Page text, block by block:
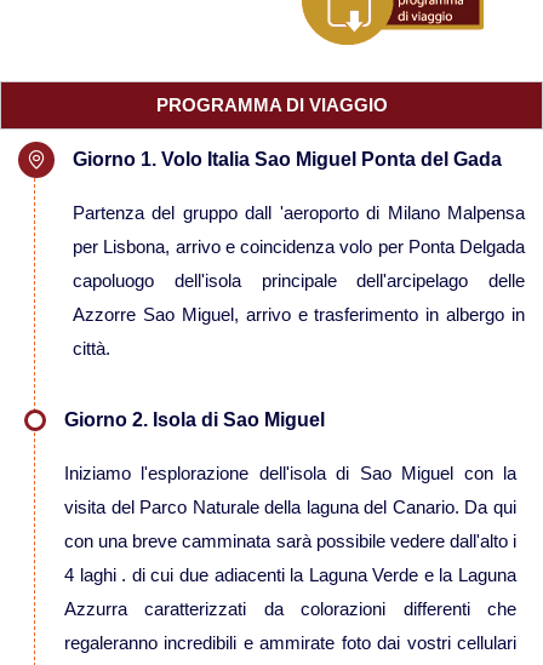
Viaggi in Mauritius
Viaggi in Mozambico e Kruger
Viaggi in Senegal
Viaggi in Uganda
Viaggi in Kenya
Viaggi in Madagascar
Viaggi in Namibia
PROGRAMMA DI VIAGGIO
Giorno 1. Volo Italia Sao Miguel Ponta del Gada
Partenza del gruppo dall 'aeroporto di Milano Malpensa
per Lisbona, arrivo e coincidenza volo per Ponta Delgada
capoluogo dell'isola principale dell'arcipelago delle
Azzorre Sao Miguel, arrivo e trasferimento in albergo in
città.
Giorno 2. Isola di Sao Miguel
Iniziamo l'esplorazione dell'isola di Sao Miguel con la
visita del Parco Naturale della laguna del Canario. Da qui
con una breve camminata sarà possibile vedere dall'alto i
4 laghi . di cui due adiacenti la Laguna Verde e la Laguna
Azzurra caratterizzati da colorazioni differenti che
regaleranno incredibili e ammirate foto dai vostri cellulari